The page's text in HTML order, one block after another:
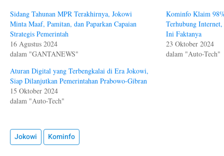
Sidang Tahunan MPR Terakhirnya, Jokowi
Minta Maaf, Pamitan, dan Paparkan Capaian
Strategis Pemerintah
16 Agustus 2024
dalam "GANTANEWS"
Kominfo Klaim
Terhubung
Ini Faktanya
23 Oktober 2024
dalam "Auto-Tech"
Aturan Digital yang Terbengkalai di Era Jokowi,
Siap Dilanjutkan Pemerintahan Prabowo-Gibran
15 Oktober 2024
dalam "Auto-Tech"
Jokowi Kominfo